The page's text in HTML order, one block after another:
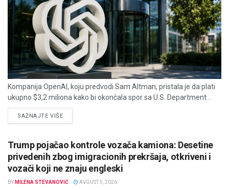
Kompanija OpenAI, koju predvodi Sam Altman, pristala je da plati
ukupno $3,2 miliona kako bi okončala spor sa U.S. Department...
SAZNAJTE VIŠEDETAILS
Trump pojačao kontrole vozača kamiona: Desetine
privedenih zbog imigracionih prekršaja, otkriveni i
vozači koji ne znaju engleski
BY MILENA STEVANOVIĆ AVGUST 5, 2026